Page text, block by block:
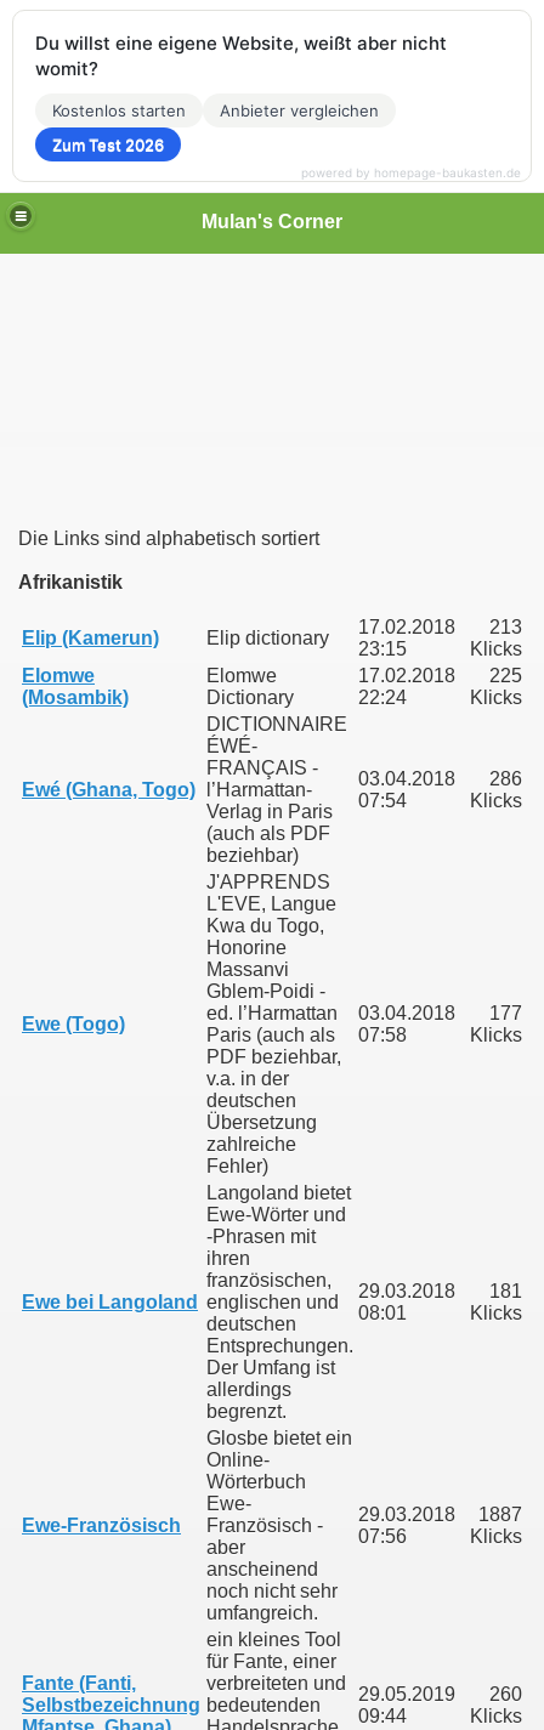
Mulan's Corner
Die Links sind alphabetisch sortiert
Afrikanistik
Elip (Kamerun) Elip dictionary
17.02.2018
23:15
213
Klicks
Elomwe
(Mosambik)
Elomwe
Dictionary
17.02.2018
22:24
225
Klicks
Ewé (Ghana, Togo)
DICTIONNAIRE
ÉWÉ-
FRANÇAIS -
l’Harmattan-
Verlag in Paris
(auch als PDF
beziehbar)
03.04.2018
07:54
286
Klicks
Ewe (Togo)
J'APPRENDS
L'EVE, Langue
Kwa du Togo,
Honorine
Massanvi
Gblem-Poidi -
ed. l’Harmattan
Paris (auch als
PDF beziehbar,
v.a. in der
deutschen
Übersetzung
zahlreiche
Fehler)
03.04.2018
07:58
177
Klicks
Ewe bei Langoland
Langoland bietet
Ewe-Wörter und
-Phrasen mit
ihren
französischen,
englischen und
deutschen
Entsprechungen.
Der Umfang ist
allerdings
begrenzt.
29.03.2018
08:01
181
Klicks
Ewe-Französisch
Glosbe bietet ein
Online-
Wörterbuch
Ewe-
Französisch -
aber
anscheinend
noch nicht sehr
umfangreich.
29.03.2018
07:56
1887
Klicks
Fante (Fanti,
Selbstbezeichnung
ein kleines Tool
für Fante, einer
verbreiteten und
bedeutenden
29.05.2019
09:44
260
Klicks
der Schweriner Seniorenakademie
Du willst eine eigene Website, weißt aber nicht
womit?
Kostenlos starten
Anbieter vergleichen
Zum Test 2026
powered by homepage-baukasten.de